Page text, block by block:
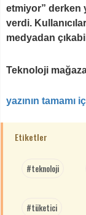
etmiyor” derken
verdi.
medyadan
Teknoloji
yazının tamamı
Etiketler
#teknoloji
#tüketici